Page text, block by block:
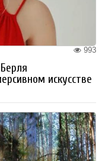
993
искусстве